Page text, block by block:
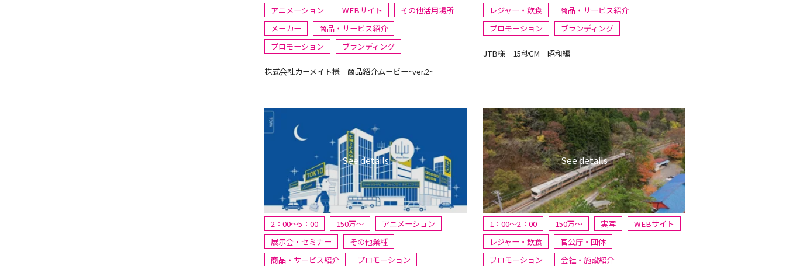
アニメーション
WEBサイト
その他活用場所
メーカー
商品・サービス紹介
プロモーション
ブランディング
株式会社カーメイト様 商品紹介ムービー~ver.2~
レジャー・飲食
商品・サービス紹介
プロモーション
ブランディング
JTB様 15秒CM 昭和編
2：00～5：00 150万〜
アニメーション
展示会・セミナー
その他業種
商品・サービス紹介
プロモーション
1：00～2：00 150万〜 実写
WEBサイト
レジャー・飲食
官公庁・団体
プロモーション
会社・施設紹介